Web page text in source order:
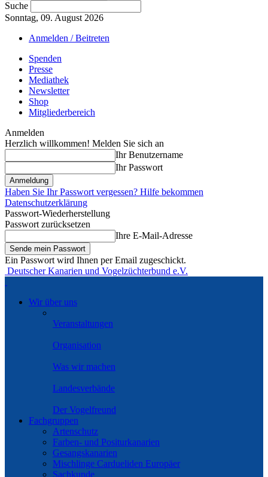
Suche
Sonntag, 09. August 2026
Anmelden / Beitreten
Spenden
Presse
Mediathek
Newsletter
Shop
Mitgliederbereich
Anmelden
Herzlich willkommen! Melden Sie sich an
Ihr Benutzername
Ihr Passwort
Haben Sie Ihr Passwort vergessen? Hilfe bekommen
Datenschutzerklärung
Passwort-Wiederherstellung
Passwort zurücksetzen
Ihre E-Mail-Adresse
Ein Passwort wird Ihnen per Email zugeschickt.
Deutscher Kanarien und Vogelzüchterbund e.V.
Wir über uns
Veranstaltungen
Organisation
Was wir machen
Landesverbände
Der Vogelfreund
Fachgruppen
Artenschutz
Farben- und Positurkanarien
Gesangskanarien
Mischlinge Cardueliden Europäer
Sachkunde